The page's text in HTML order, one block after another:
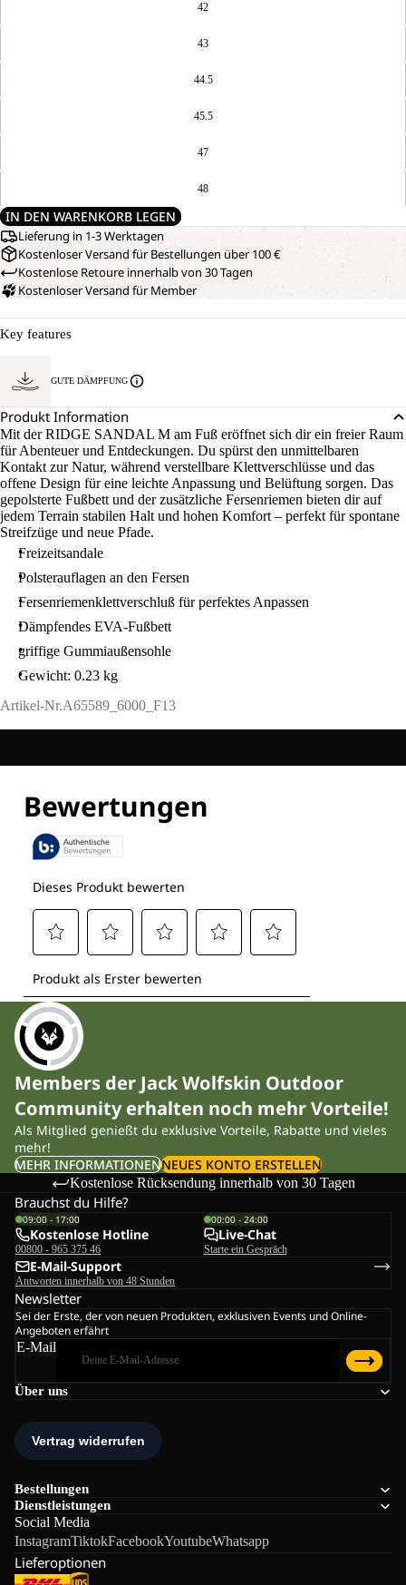
42
43
44.5
45.5
47
48
IN DEN WARENKORB LEGEN
Lieferung in 1-3 Werktagen
Kostenloser Versand für Bestellungen über 100 €
Kostenlose Retoure innerhalb von 30 Tagen
Kostenloser Versand für Member
Key features
GUTE DÄMPFUNG
Produkt Information
Mit der RIDGE SANDAL M am Fuß eröffnet sich dir ein freier Raum
für Abenteuer und Entdeckungen. Du spürst den unmittelbaren
Kontakt zur Natur, während verstellbare Klettverschlüsse und das
offene Design für eine leichte Anpassung und Belüftung sorgen. Das
gepolsterte Fußbett und der zusätzliche Fersenriemen bieten dir auf
jedem Terrain stabilen Halt und hohen Komfort – perfekt für spontane
Streifzüge und neue Pfade.
Freizeitsandale
Polsterauflagen an den Fersen
Fersenriemenklettverschluß für perfektes Anpassen
Dämpfendes EVA-Fußbett
griffige Gummiaußensohle
Gewicht: 0.23 kg
Artikel-Nr.A65589_6000_F13
Members der Jack Wolfskin Outdoor
Community erhalten noch mehr Vorteile!
Als Mitglied genießt du exklusive Vorteile, Rabatte und vieles
mehr!
MEHR INFORMATIONENNEUES KONTO ERSTELLEN
Kostenlose Rücksendung innerhalb von 30 Tagen
Über uns
Bestellungen
Dienstleistungen
Social Media
InstagramTiktokFacebookYoutubeWhatsapp
Lieferoptionen
Brauchst du Hilfe?
09:00 - 17:00
Kostenlose Hotline
00800 - 965 375 46
00:00 - 24:00
Live-Chat
Starte ein Gespräch
E-Mail-Support
Antworten innerhalb von 48 Stunden
Newsletter
Sei der Erste, der von neuen Produkten, exklusiven Events und Online-
Angeboten erfährt
E-Mail